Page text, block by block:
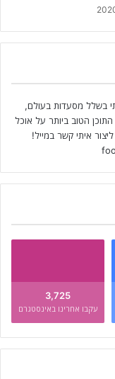
בשלל מסעדות בעולם,
הטוב ביותר על אוכל
איתי קשר במייל!
3,725
עקבו אחרינו באינסטגרם